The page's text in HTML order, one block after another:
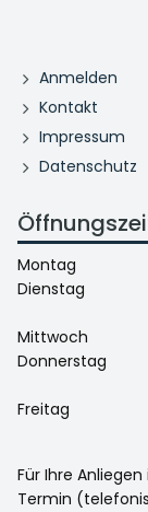
Anmelden
Kontakt
Impressum
Datenschutz
Montag
Dienstag
Mittwoch
Donnerstag
Freitag
Für Ihre
Termin